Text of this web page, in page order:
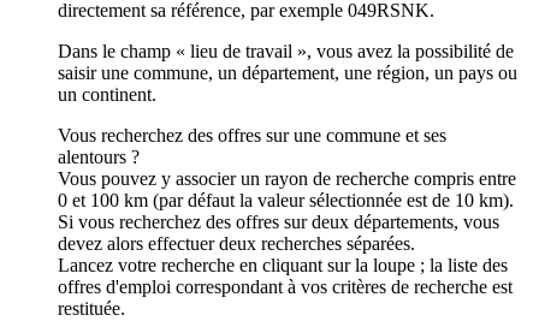
directement sa référence, par exemple 049RSNK.
Dans le champ « lieu de travail », vous avez la possibilité de
saisir une commune, un département, une région, un pays ou
un continent.
Vous recherchez des offres sur une commune et ses
alentours ?
Vous pouvez y associer un rayon de recherche compris entre
0 et 100 km (par défaut la valeur sélectionnée est de 10 km).
Si vous recherchez des offres sur deux départements, vous
devez alors effectuer deux recherches séparées.
Lancez votre recherche en cliquant sur la loupe ; la liste des
offres d'emploi correspondant à vos critères de recherche est
restituée.